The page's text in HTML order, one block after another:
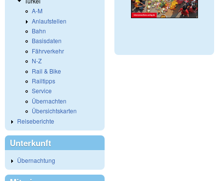
A-M
Anlaufstellen
Bahn
Basisdaten
Fährverkehr
N-Z
Rail & Bike
Railtipps
Service
Übernachten
Übersichtskarten
Reiseberichte
Unterkunft
Übernachtung